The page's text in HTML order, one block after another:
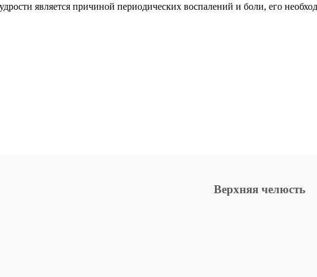
является причиной периодических воспалений и боли, его
Верхняя челюсть